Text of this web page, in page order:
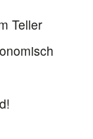
Teller